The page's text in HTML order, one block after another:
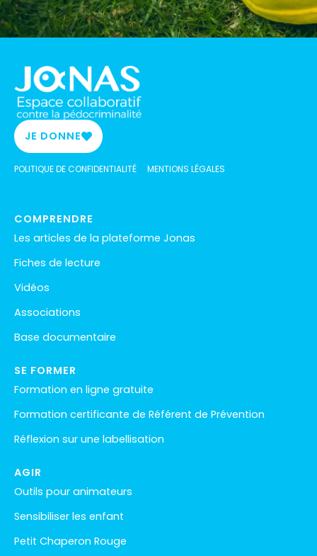
JE DONNE
POLITIQUE DE CONFIDENTIALITÉ MENTIONS LÉGALES
COMPRENDRE
Les articles de la plateforme Jonas
Fiches de lecture
Vidéos
Associations
Base documentaire
SE FORMER
Formation en ligne gratuite
Formation certificante de Référent de Prévention
Réflexion sur une labellisation
AGIR
Outils pour animateurs
Sensibiliser les enfant
Petit Chaperon Rouge